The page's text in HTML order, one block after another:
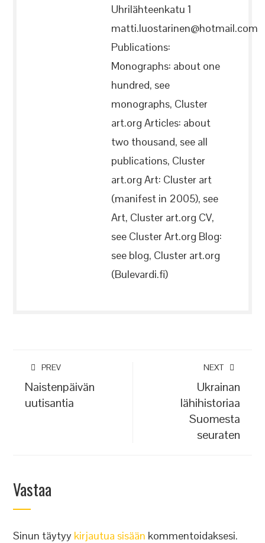
Uhrilähteenkatu 1
matti.luostarinen@hotmail.com
Publications:
Monographs: about one
hundred, see
monographs, Cluster
art.org Articles: about
two thousand, see all
publications, Cluster
art.org Art: Cluster art
(manifest in 2005), see
Art, Cluster art.org CV,
see Cluster Art.org Blog:
see blog, Cluster art.org
(Bulevardi.fi)
PREV
Naistenpäivän
uutisantia
NEXT
Ukrainan
lähihistoriaa
Suomesta
seuraten
Vastaa
Sinun täytyy kirjautua sisään kommentoidaksesi.